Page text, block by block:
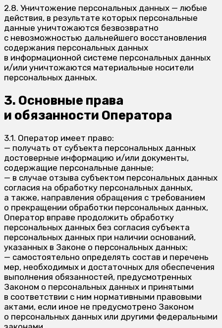
2.8. Уничтожение персональных данных — любые
действия, в результате которых персональные
данные уничтожаются безвозвратно
с невозможностью дальнейшего восстановления
содержания персональных данных
в информационной системе персональных данных
и/или уничтожаются материальные носители
персональных данных.
3. Основные права
и обязанности Оператора
3.1. Оператор имеет право:
— получать от субъекта персональных данных
достоверные информацию и/или документы,
содержащие персональные данные;
— в случае отзыва субъектом персональных данных
согласия на обработку персональных данных,
а также, направления обращения с требованием
о прекращении обработки персональных данных,
Оператор вправе продолжить обработку
персональных данных без согласия субъекта
персональных данных при наличии оснований,
указанных в Законе о персональных данных;
— самостоятельно определять состав и перечень
мер, необходимых и достаточных для обеспечения
выполнения обязанностей, предусмотренных
Законом о персональных данных и принятыми
в соответствии с ним нормативными правовыми
актами, если иное не предусмотрено Законом
о персональных данных или другими федеральными